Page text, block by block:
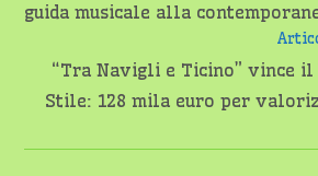
guida musicale alla
“Tra Navigli e Ticino” vince il
Stile: 128 mila euro per